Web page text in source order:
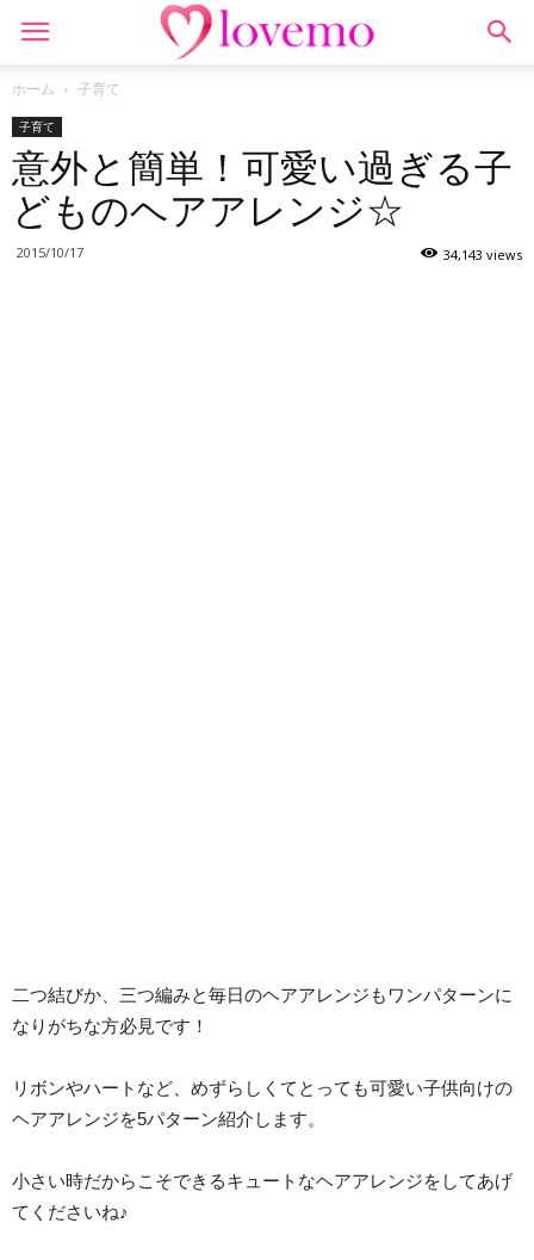
ホーム 子育て
子育て
意外と簡単！可愛い過ぎる子
どものヘアアレンジ☆
2015/10/17 34,143 views
二つ結びか、三つ編みと毎日のヘアアレンジもワンパターンに
なりがちな方必見です！
リボンやハートなど、めずらしくてとっても可愛い子供向けの
ヘアアレンジを5パターン紹介します。
小さい時だからこそできるキュートなヘアアレンジをしてあげ
てくださいね♪